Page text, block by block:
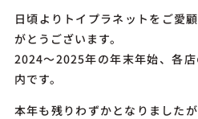
日頃よりトイプラネットをご愛
がとうございます。
2024～2025年の年末年始、各
内です。
本年も残りわずかとなりました